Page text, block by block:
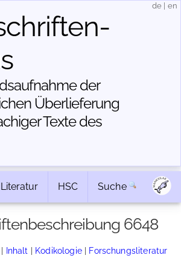
der
Über­lieferung
Texte des
de en
Literatur HSC Suche
6648
| Inhalt | Kodikologie| Forschungsliteratur